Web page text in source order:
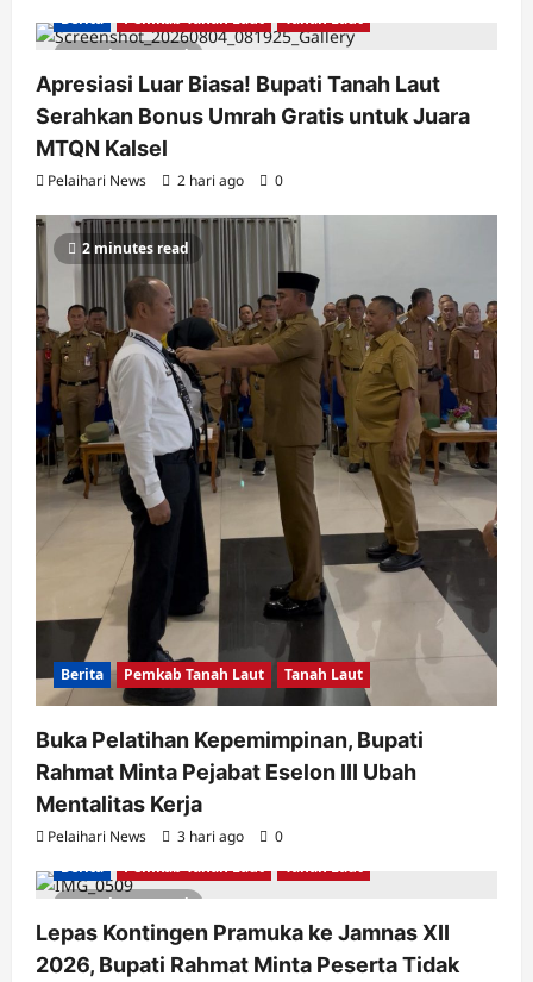
2 minutes read
Berita Pemkab Tanah Laut Tanah Laut
Apresiasi Luar Biasa! Bupati Tanah Laut
Serahkan Bonus Umrah Gratis untuk Juara
MTQN Kalsel
Pelaihari News 2 hari ago 0
2 minutes read
Berita Pemkab Tanah Laut Tanah Laut
Buka Pelatihan Kepemimpinan, Bupati
Rahmat Minta Pejabat Eselon III Ubah
Mentalitas Kerja
Pelaihari News 3 hari ago 0
2 minutes read
Berita Pemkab Tanah Laut Tanah Laut
Lepas Kontingen Pramuka ke Jamnas XII
2026, Bupati Rahmat Minta Peserta Tidak